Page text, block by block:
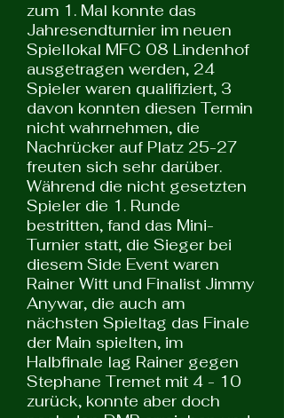
zum 1. Mal konnte das
Jahresendturnier im neuen
Spiellokal MFC 08 Lindenhof
ausgetragen werden, 24
Spieler waren qualifiziert, 3
davon konnten diesen Termin
nicht wahrnehmen, die
Nachrücker auf Platz 25-27
freuten sich sehr darüber.
Während die nicht gesetzten
Spieler die 1. Runde
bestritten, fand das Mini-
Turnier statt, die Sieger bei
diesem Side Event waren
Rainer Witt und Finalist Jimmy
Anywar, die auch am
nächsten Spieltag das Finale
der Main spielten, im
Halbfinale lag Rainer gegen
Stephane Tremet mit 4 - 10
zurück, konnte aber doch